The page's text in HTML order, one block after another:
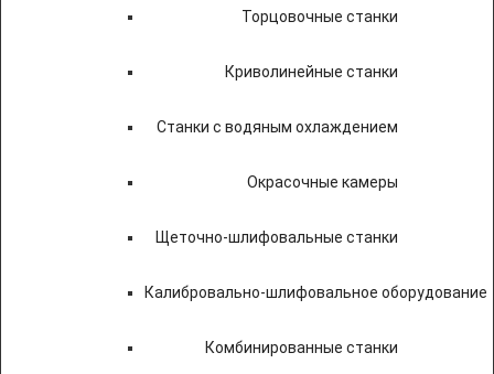
Торцовочные станки
Криволинейные станки
Станки с водяным охлаждением
Окрасочные камеры
Щеточно-шлифовальные станки
Калибровально-шлифовальное оборудование
Комбинированные станки